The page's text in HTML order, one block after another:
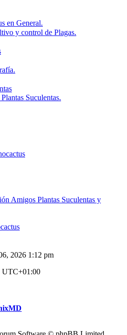
en General.
y control de Plagas.
Suculentas.
Amigos Plantas Suculentas y
2026 1:12 pm
UTC+01:00